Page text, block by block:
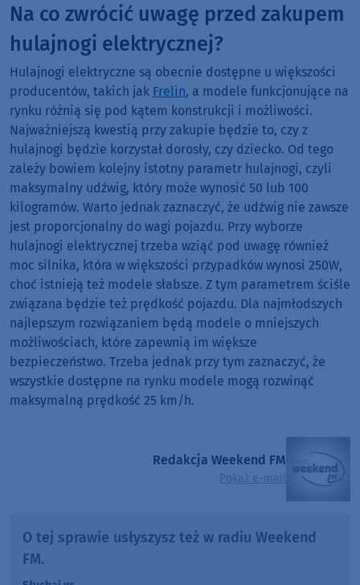
Na co zwrócić uwagę przed zakupem
hulajnogi elektrycznej?
Hulajnogi elektryczne są obecnie dostępne u większości
producentów, takich jak Frelin, a modele funkcjonujące na
rynku różnią się pod kątem konstrukcji i możliwości.
Najważniejszą kwestią przy zakupie będzie to, czy z
hulajnogi będzie korzystał dorosły, czy dziecko. Od tego
zależy bowiem kolejny istotny parametr hulajnogi, czyli
maksymalny udźwig, który może wynosić 50 lub 100
kilogramów. Warto jednak zaznaczyć, że udźwig nie zawsze
jest proporcjonalny do wagi pojazdu. Przy wyborze
hulajnogi elektrycznej trzeba wziąć pod uwagę również
moc silnika, która w większości przypadków wynosi 250W,
choć istnieją też modele słabsze. Z tym parametrem ściśle
związana będzie też prędkość pojazdu. Dla najmłodszych
najlepszym rozwiązaniem będą modele o mniejszych
możliwościach, które zapewnią im większe
bezpieczeństwo. Trzeba jednak przy tym zaznaczyć, że
wszystkie dostępne na rynku modele mogą rozwinąć
maksymalną prędkość 25 km/h.
Redakcja Weekend FM
Pokaż e-mail
O tej sprawie usłyszysz też w radiu Weekend
FM.